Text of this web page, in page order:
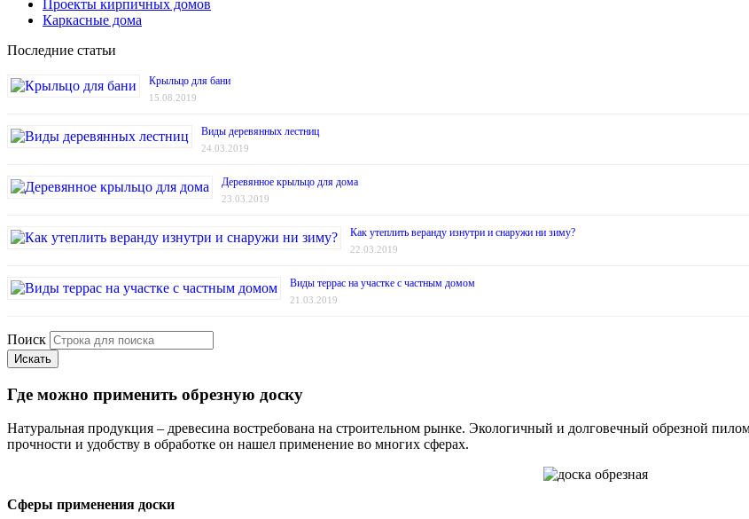
Проекты кирпичных домов
Каркасные дома
Последние статьи
Крыльцо для бани
15.08.2019
Виды деревянных лестниц
24.03.2019
Деревянное крыльцо для дома
23.03.2019
Как утеплить веранду изнутри и снаружи ни зиму?
22.03.2019
Виды террас на участке с частным домом
21.03.2019
Поиск
Искать
Где можно применить обрезную доску
Натуральная продукция – древесина востребована на строительном рынке. Экологичный и долговечный обрезной
прочности и удобству в обработке он нашел применение во многих сферах.
Сферы применения доски